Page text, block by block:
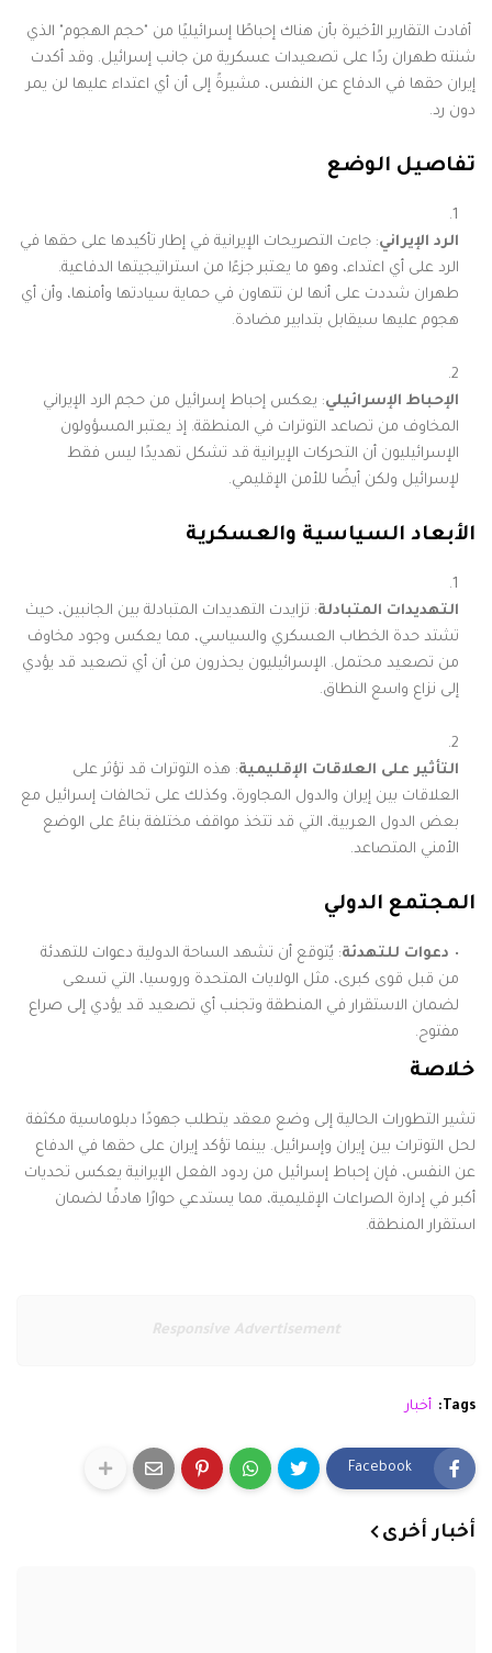
أفادت التقارير الأخيرة بأن هناك إحباطًا إسرائيليًا من "حجم الهجوم" الذي
شنته طهران ردًا على تصعيدات عسكرية من جانب إسرائيل. وقد أكدت
إيران حقها في الدفاع عن النفس، مشيرةً إلى أن أي اعتداء عليها لن يمر
دون رد.
تفاصيل الوضع
الرد الإيراني: جاءت التصريحات الإيرانية في إطار تأكيدها على حقها في
الرد على أي اعتداء، وهو ما يعتبر جزءًا من استراتيجيتها الدفاعية.
طهران شددت على أنها لن تتهاون في حماية سيادتها وأمنها، وأن أي
هجوم عليها سيقابل بتدابير مضادة.
الإحباط الإسرائيلي: يعكس إحباط إسرائيل من حجم الرد الإيراني
المخاوف من تصاعد التوترات في المنطقة. إذ يعتبر المسؤولون
الإسرائيليون أن التحركات الإيرانية قد تشكل تهديدًا ليس فقط
لإسرائيل ولكن أيضًا للأمن الإقليمي.
الأبعاد السياسية والعسكرية
التهديدات المتبادلة: تزايدت التهديدات المتبادلة بين الجانبين، حيث
تشتد حدة الخطاب العسكري والسياسي، مما يعكس وجود مخاوف
من تصعيد محتمل. الإسرائيليون يحذرون من أن أي تصعيد قد يؤدي
إلى نزاع واسع النطاق.
التأثير على العلاقات الإقليمية: هذه التوترات قد تؤثر على
العلاقات بين إيران والدول المجاورة، وكذلك على تحالفات إسرائيل مع
بعض الدول العربية، التي قد تتخذ مواقف مختلفة بناءً على الوضع
الأمني المتصاعد.
المجتمع الدولي
دعوات للتهدئة: يُتوقع أن تشهد الساحة الدولية دعوات للتهدئة
من قبل قوى كبرى، مثل الولايات المتحدة وروسيا، التي تسعى
لضمان الاستقرار في المنطقة وتجنب أي تصعيد قد يؤدي إلى صراع
مفتوح.
خلاصة
تشير التطورات الحالية إلى وضع معقد يتطلب جهودًا دبلوماسية مكثفة
لحل التوترات بين إيران وإسرائيل. بينما تؤكد إيران على حقها في الدفاع
عن النفس، فإن إحباط إسرائيل من ردود الفعل الإيرانية يعكس تحديات
أكبر في إدارة الصراعات الإقليمية، مما يستدعي حوارًا هادفًا لضمان
استقرار المنطقة.
Responsive Advertisement
Tags: أخبار
Facebook
أخبار أخرى